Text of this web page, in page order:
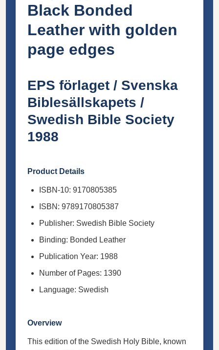
Black Bonded
Leather with golden
page edges
EPS förlaget / Svenska
Biblesällskapets /
Swedish Bible Society
1988
Product Details
ISBN-10: 9170805385
ISBN: 9789170805387
Publisher: Swedish Bible Society
Binding: Bonded Leather
Publication Year: 1988
Number of Pages: 1390
Language: Swedish
Overview
This edition of the Swedish Holy Bible, known